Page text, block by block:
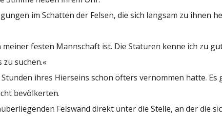
im Schatten der Felsen, die sich langsam zu ihnen
festen Mannschaft ist. Die Staturen kenne ich zu
suchen.«
ihres Hierseins schon öfters vernommen hatte. Es
bevölkerten.
Felswand direkt unter die Stelle, an der die